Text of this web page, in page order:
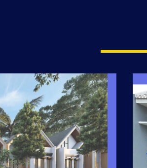
Rumah Pintar
rumahnya dengan